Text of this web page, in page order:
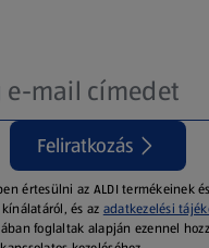
Feliratkozás
értesülni az ALDI termékeinek és
és az adatkezelési
foglaltak alapján ezennel